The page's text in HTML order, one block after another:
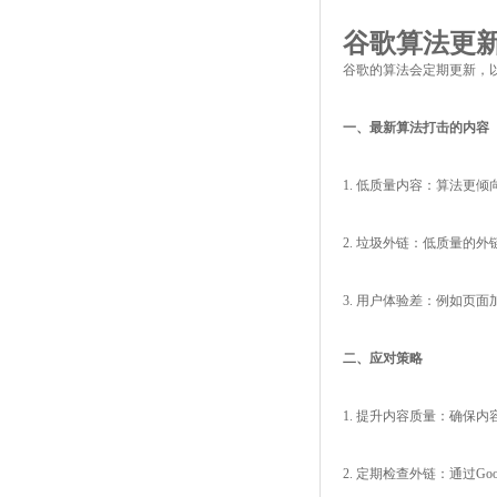
谷歌算法更
谷歌的算法会定期更新，
一、最新算法打击的内容
1. 低质量内容：算法更倾
2. 垃圾外链：低质量的外
3. 用户体验差：例如页面
二、应对策略
1. 提升内容质量：确保内
2. 定期检查外链：通过